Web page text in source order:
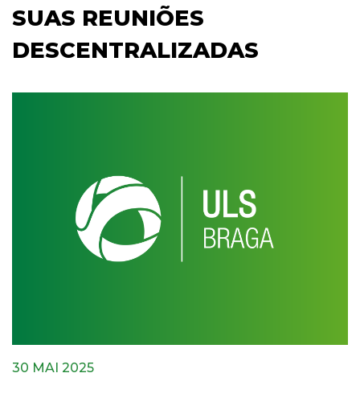
SUAS REUNIÕES
DESCENTRALIZADAS
30 MAI 2025